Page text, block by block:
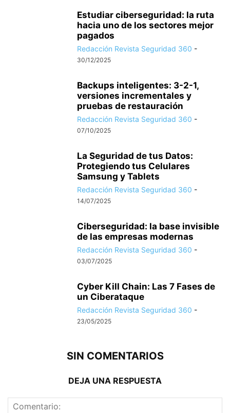
Estudiar ciberseguridad: la ruta
hacia uno de los sectores mejor
pagados
Redacción Revista Seguridad 360 -
30/12/2025
Backups inteligentes: 3-2-1,
versiones incrementales y
pruebas de restauración
Redacción Revista Seguridad 360 -
07/10/2025
La Seguridad de tus Datos:
Protegiendo tus Celulares
Samsung y Tablets
Redacción Revista Seguridad 360 -
14/07/2025
Ciberseguridad: la base invisible
de las empresas modernas
Redacción Revista Seguridad 360 -
03/07/2025
Cyber Kill Chain: Las 7 Fases de
un Ciberataque
Redacción Revista Seguridad 360 -
23/05/2025
SIN COMENTARIOS
DEJA UNA RESPUESTA